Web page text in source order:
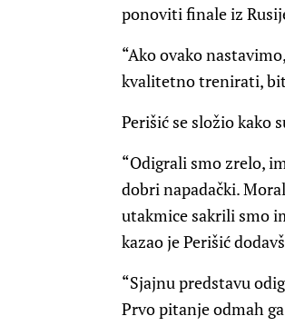
ponoviti finale iz
“Ako ovako
kvalitetno trenirati,
Perišić se složio kako
“Odigrali smo zrelo,
dobri napadački.
utakmice sakrili smo
kazao je Perišić
“Sjajnu predstavu
Prvo pitanje odmah